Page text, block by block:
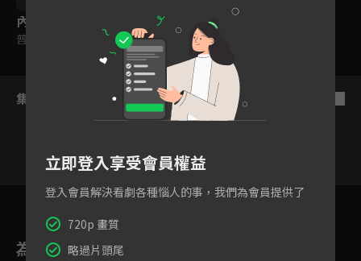
內容標籤
普遍級
集數列表
3 4 5 6 7
為您推薦
立即登入享受會員權益
登入會員解決看劇各種惱人的事，我們為會員提供了
720p 畫質
略過片頭尾